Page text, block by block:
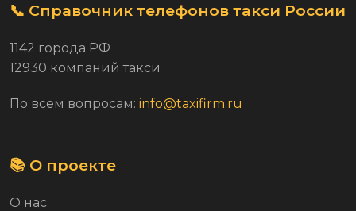
📞 Справочник телефонов такси России
1142 города РФ
12930 компаний такси
По всем вопросам: info@taxifirm.ru
📚 О проекте
О нас